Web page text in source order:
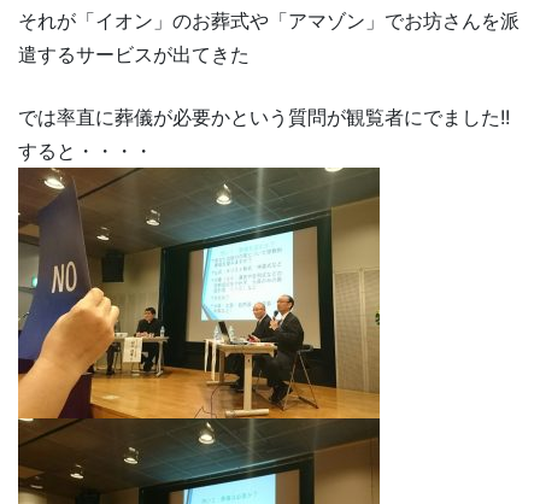
それが「イオン」のお葬式や「アマゾン」でお坊さんを派
遣するサービスが出てきた
では率直に葬儀が必要かという質問が観覧者にでました!!
すると・・・・